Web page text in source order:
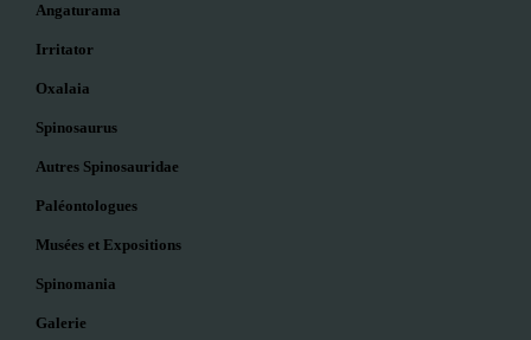
Angaturama
Irritator
Oxalaia
Spinosaurus
Autres Spinosauridae
Paléontologues
Musées et Expositions
Spinomania
Galerie